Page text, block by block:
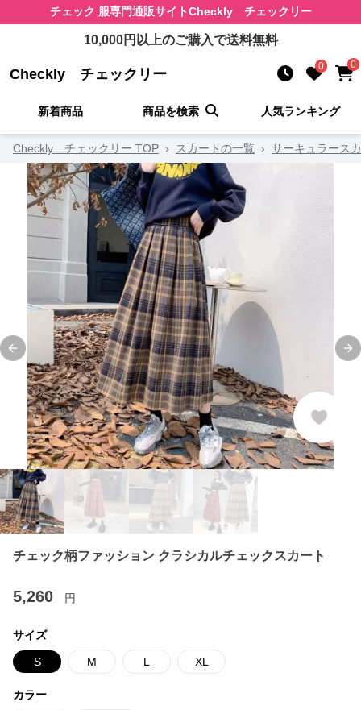
チェック 服専門通販サイトCheckly チェックリー
10,000円以上のご購入で送料無料
Checkly チェックリー 0 0
新着商品 商品を検索 人気ランキング
Checkly チェックリー TOP › スカートの一覧 › サーキュラース
Previous slide
チェック柄ファッション クラシカルチェックスカート
5,260 円
サイズ
S M L XL
カラー